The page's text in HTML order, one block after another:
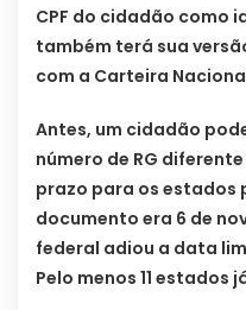
CPF do cidadão como
também terá sua
com a Carteira
Antes, um cidadão
número de RG
prazo para os estados
documento era 6 de
federal adiou a data
Pelo menos 11 estados